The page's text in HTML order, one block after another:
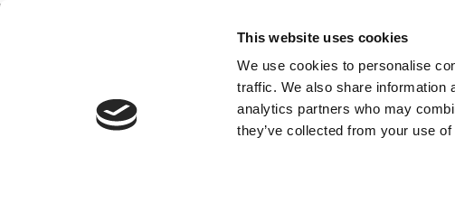
This website uses cookies
We use cookies to personalise
traffic. We also share information
analytics partners who may
they’ve collected from your use
Competitions